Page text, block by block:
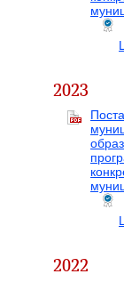
2023
2022